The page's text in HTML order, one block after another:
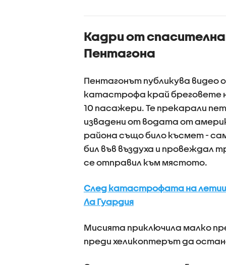
Радомир
Кадри от
Пентагона
Пентагонът публикува видео
катастрофа край бреговете
10 пасажери. Те прекарали
извадени от водата от
района също било късмет -
бил във въздуха и провеждал
се отправил към мястото.
След катастрофата на
Ла Гуардия
Мисията приключила малко
преди хеликоптерът да